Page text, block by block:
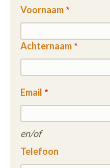
Voornaam
Achternaam
Email
en/of
Telefoon